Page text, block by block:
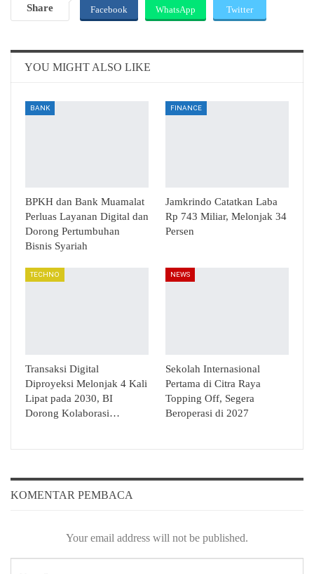
Share Facebook WhatsApp Twitter
Email
YOU MIGHT ALSO LIKE
BANK
BPKH dan Bank Muamalat
Perluas Layanan Digital dan
Dorong Pertumbuhan
Bisnis Syariah
FINANCE
Jamkrindo Catatkan Laba
Rp 743 Miliar, Melonjak 34
Persen
TECHNO
Transaksi Digital
Diproyeksi Melonjak 4 Kali
Lipat pada 2030, BI
Dorong Kolaborasi…
NEWS
Sekolah Internasional
Pertama di Citra Raya
Topping Off, Segera
Beroperasi di 2027
KOMENTAR PEMBACA
Your email address will not be published.